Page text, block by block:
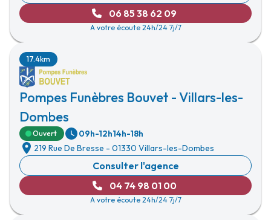
06 85 38 62 09
A votre écoute 24h/24 7j/7
Pompes Funèbres Bouvet - Villars-les-
Dombes
17.4km
Ouvert 09h-12h14h-18h
219 Rue De Bresse - 01330 Villars-les-Dombes
Consulter l'agence
04 74 98 01 00
A votre écoute 24h/24 7j/7